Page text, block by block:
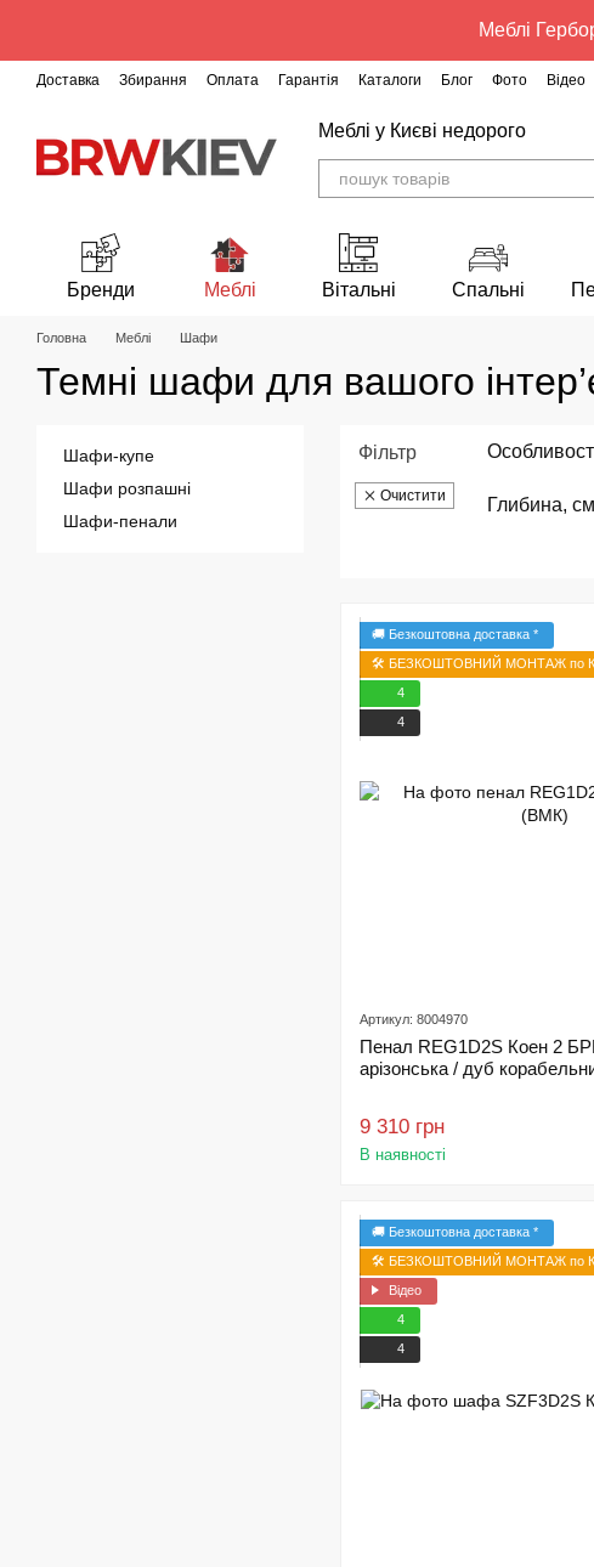
Меблі
Доставка Збирання Оплата Гарантія Каталоги Блог Фото Відео
Меблі у Києві недорого
Бренди Меблі Вітальні Спальні
Головна Меблі Шафи
Темні шафи для вашого
Фільтр
Очистити Глибина, см
🚚 Безкоштовна доставка *
🛠️ БЕЗКОШТОВНИЙ МОНТАЖ по
4
4
Артикул: 8004970
Пенал REG1D2S Коен 2
арізонська / дуб
9 310 грн
В наявності
🚚 Безкоштовна доставка *
🛠️ БЕЗКОШТОВНИЙ МОНТАЖ по
Відео
4
4
Шафи-купе
Шафи розпашні
Шафи-пенали